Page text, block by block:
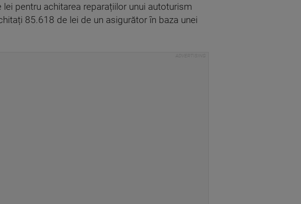
pentru achitarea reparațiilor unui autoturism
85.618 de lei de un asigurător în baza unei